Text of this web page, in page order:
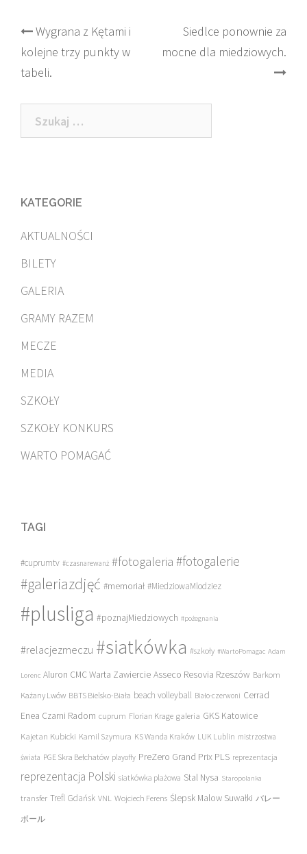
Post
navigation
Wygrana z Kętami i
kolejne trzy punkty w
tabeli.
Siedlce ponownie za
mocne dla miedziowych.
Szukaj:
KATEGORIE
AKTUALNOŚCI
BILETY
GALERIA
GRAMY RAZEM
MECZE
MEDIA
SZKOŁY
SZKOŁY KONKURS
WARTO POMAGAĆ
TAGI
#cuprumtv #czasnarewanż #fotogaleria #fotogalerie
#galeriazdjęć #memoriał #MiedziowaMlodziez
#plusliga #poznajMiedziowych #pożegnania
#relacjezmeczu #siatkówka #szkoły #WartoPomagac Adam
Lorenc Aluron CMC Warta Zawiercie Asseco Resovia Rzeszów Barkom
Każany Lwów BBTS Bielsko-Biała beach volleyball Biało-czerwoni Cerrad
Enea Czarni Radom cuprum Florian Krage galeria GKS Katowice
Kajetan Kubicki Kamil Szymura KS Wanda Kraków LUK Lublin mistrzostwa
świata PGE Skra Bełchatów playoffy PreZero Grand Prix PLS reprezentacja
reprezentacja Polski siatkówka plażowa Stal Nysa Staropolanka
transfer Trefl Gdańsk VNL Wojciech Ferens Ślepsk Malow Suwałki バレー
ボール